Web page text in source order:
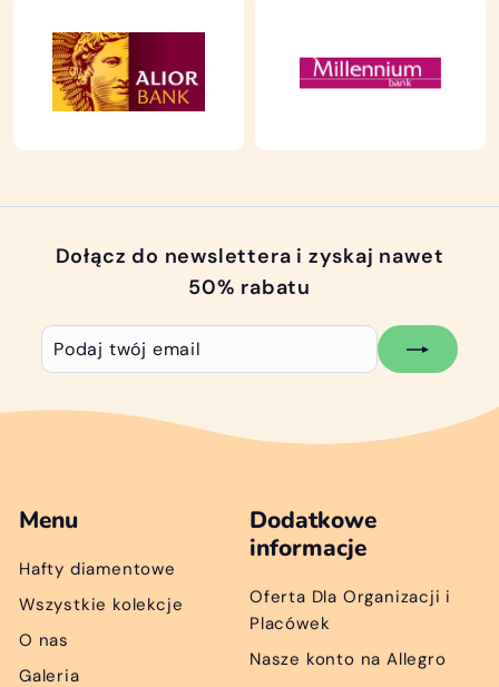
Dołącz do newslettera i zyskaj nawet
50% rabatu
Podaj
twój
Subskrybuj
Menu
Hafty diamentowe
Wszystkie kolekcje
O nas
Galeria
Dodatkowe
informacje
Oferta Dla Organizacji i
Placówek
Nasze konto na Allegro